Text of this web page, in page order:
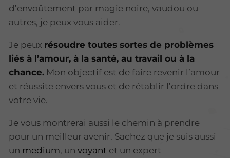
d’envoûtement par magie noire, vaudou ou
autres, je peux vous aider.
Je peux résoudre toutes sortes de problèmes
liés à l’amour, à la santé, au travail ou à la
chance. Mon objectif est de faire revenir l’amour
et réussite envers vous et de rétablir l’ordre dans
votre vie.
Je vous montrerai aussi le chemin à prendre
pour un meilleur avenir. Sachez que je suis aussi
un medium, un voyant et un expert